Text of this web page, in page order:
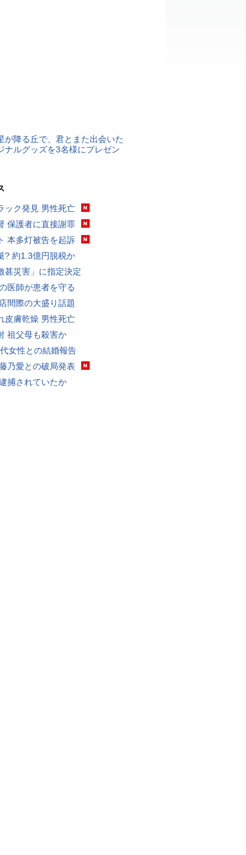
が降る丘で、君とまた出会いた
ナルグッズを3名様にプレゼン
ック発見 男性死亡
保護者に直接謝罪
本多灯被告を起訴
? 約1.3億円脱税か
甚災害」に指定決定
医師が患者を守る
間際の大盛り話題
皮膚乾燥 男性死亡
祖父母も殺害か
女性との結婚報告
乃愛との破局発表
捕されていたか